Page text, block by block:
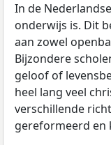
In de
onderwijs is. Dit
aan zowel
Bijzondere
geloof of
heel lang veel
verschillende
gereformeerd en